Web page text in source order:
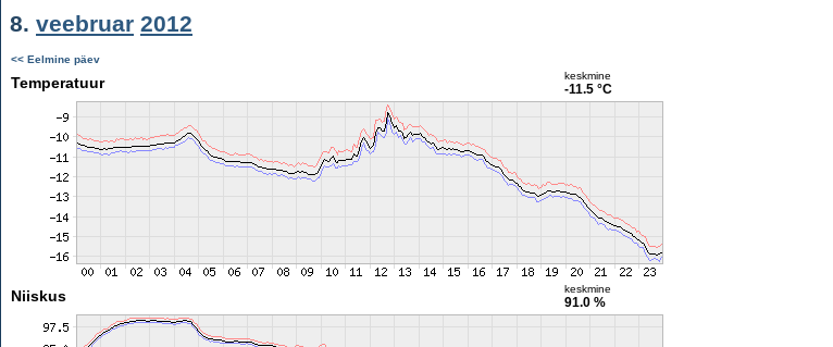
8. veebruar 2012
<< Eelmine päev
Temperatuur keskmine
-11.5 °C
Niiskus keskmine
91.0 %